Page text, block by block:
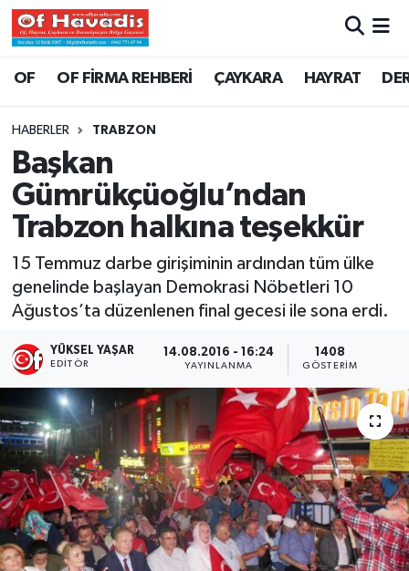
OF OF FİRMA REHBERİ ÇAYKARA HAYRAT
HABERLER TRABZON
Başkan
Gümrükçüoğlu’ndan
Trabzon halkına teşekkür
15 Temmuz darbe girişiminin ardından tüm ülke
genelinde başlayan Demokrasi Nöbetleri 10
Ağustos’ta düzenlenen final gecesi ile sona erdi.
YÜKSEL YAŞAR
EDITÖR
14.08.2016 - 16:24
YAYINLANMA
1408
GÖSTERIM
Trabzon Nöbetçi Eczaneler
Trabzon Namaz Vakitleri
Trabzon Trafik Yoğunluk Haritası
Süper Lig Puan Durumu ve Fikstür
Tüm Manşetler
Son Dakika Haberleri
Haber Arşivi